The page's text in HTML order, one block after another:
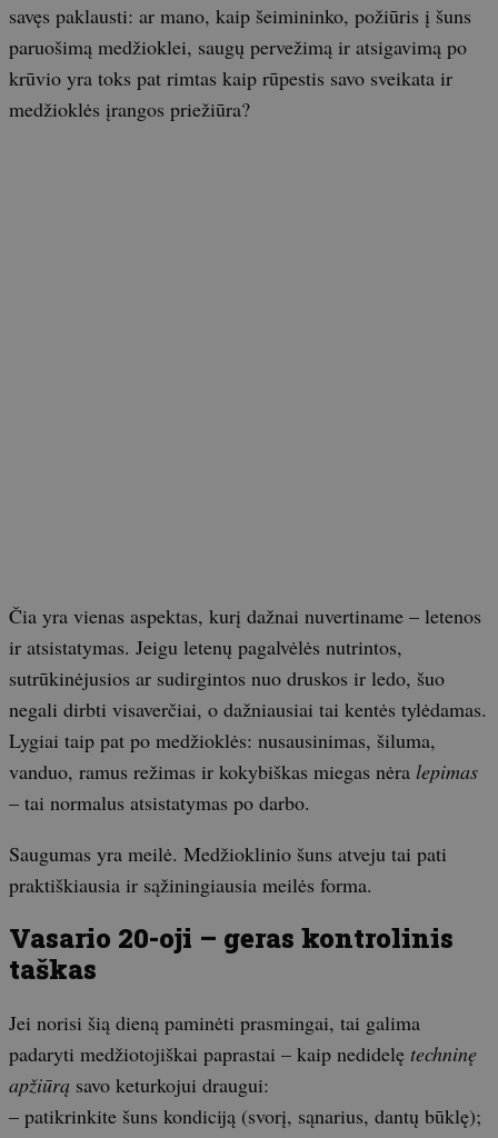
savęs paklausti: ar mano, kaip šeimininko, požiūris į šuns
paruošimą medžioklei, saugų pervežimą ir atsigavimą po
krūvio yra toks pat rimtas kaip rūpestis savo sveikata ir
medžioklės įrangos priežiūra?
Čia yra vienas aspektas, kurį dažnai nuvertiname – letenos
ir atsistatymas. Jeigu letenų pagalvėlės nutrintos,
sutrūkinėjusios ar sudirgintos nuo druskos ir ledo, šuo
negali dirbti visaverčiai, o dažniausiai tai kentės tylėdamas.
Lygiai taip pat po medžioklės: nusausinimas, šiluma,
vanduo, ramus režimas ir kokybiškas miegas nėra lepimas
– tai normalus atsistatymas po darbo.
Saugumas yra meilė. Medžioklinio šuns atveju tai pati
praktiškiausia ir sąžiningiausia meilės forma.
Vasario 20-oji – geras kontrolinis
taškas
Jei norisi šią dieną paminėti prasmingai, tai galima
padaryti medžiotojiškai paprastai – kaip nedidelę techninę
apžiūrą savo keturkojui draugui:
– patikrinkite šuns kondiciją (svorį, sąnarius, dantų būklę);